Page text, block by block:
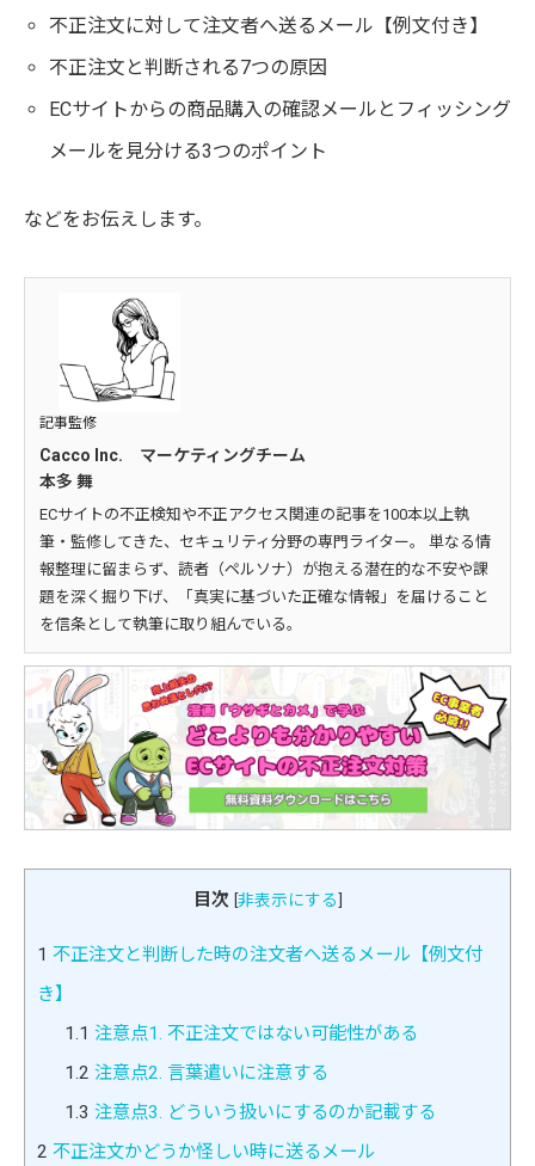
不正注文に対して注文者へ送るメール【例文付き】
不正注文と判断される7つの原因
ECサイトからの商品購入の確認メールとフィッシング
メールを見分ける3つのポイント
などをお伝えします。
記事監修
Cacco Inc. マーケティングチーム
本多 舞
ECサイトの不正検知や不正アクセス関連の記事を100本以上執
筆・監修してきた、セキュリティ分野の専門ライター。 単なる情
報整理に留まらず、読者（ペルソナ）が抱える潜在的な不安や課
題を深く掘り下げ、「真実に基づいた正確な情報」を届けること
を信条として執筆に取り組んでいる。
目次 [非表示にする]
1 不正注文と判断した時の注文者へ送るメール【例文付
き】
1.1 注意点1. 不正注文ではない可能性がある
1.2 注意点2. 言葉遣いに注意する
1.3 注意点3. どういう扱いにするのか記載する
2 不正注文かどうか怪しい時に送るメール